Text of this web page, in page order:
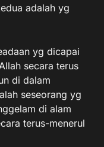
adalah yg
yg dicapai
secara terus
di dalam
seseorang yg
di alam
terus-menerul